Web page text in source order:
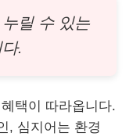
릴 수 있는
.
택이 따라옵니다.
, 심지어는 환경